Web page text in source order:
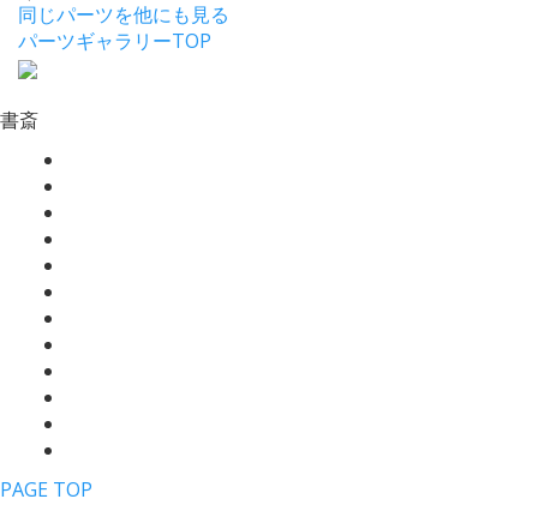
同じパーツを他にも見る
パーツギャラリーTOP
書斎
PAGE TOP